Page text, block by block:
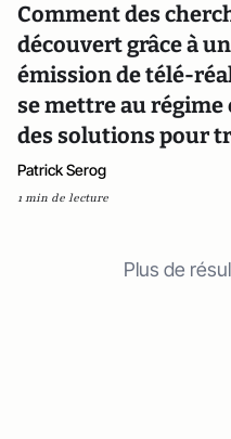
Comment des
découvert grâce à
émission de télé-
se mettre au régime
des solutions pour
Patrick Serog
1 min de lecture
Plus de